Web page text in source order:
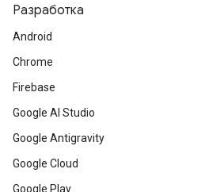
Разработка
Android
Chrome
Firebase
Google AI Studio
Google Antigravity
Google Cloud
Google Play